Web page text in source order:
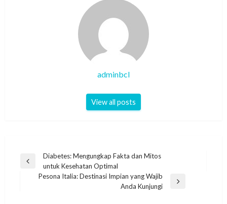
adminbcl
View all posts
Post
navigation
Previous
Diabetes: Mengungkap Fakta dan Mitos
untuk Kesehatan Optimal
Pesona Italia: Destinasi Impian yang Wajib
Anda Kunjungi